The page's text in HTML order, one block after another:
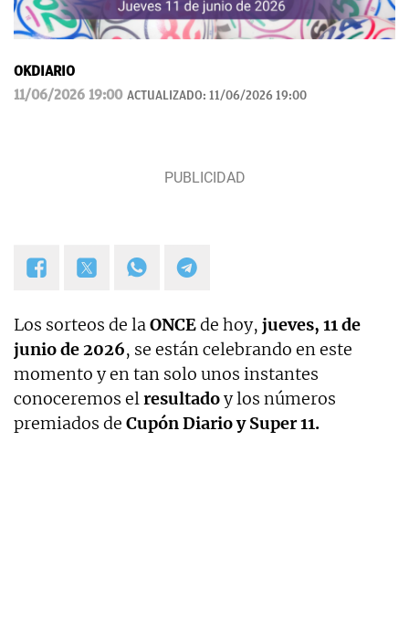
OKDIARIO
11/06/2026 19:00 ACTUALIZADO: 11/06/2026 19:00
Los sorteos de laONCEde hoy, jueves, 11 de
junio de 2026, se están celebrando en este
momento y en tan solo unos instantes
conoceremos elresultadoy los números
premiados de Cupón Diario y Super 11.